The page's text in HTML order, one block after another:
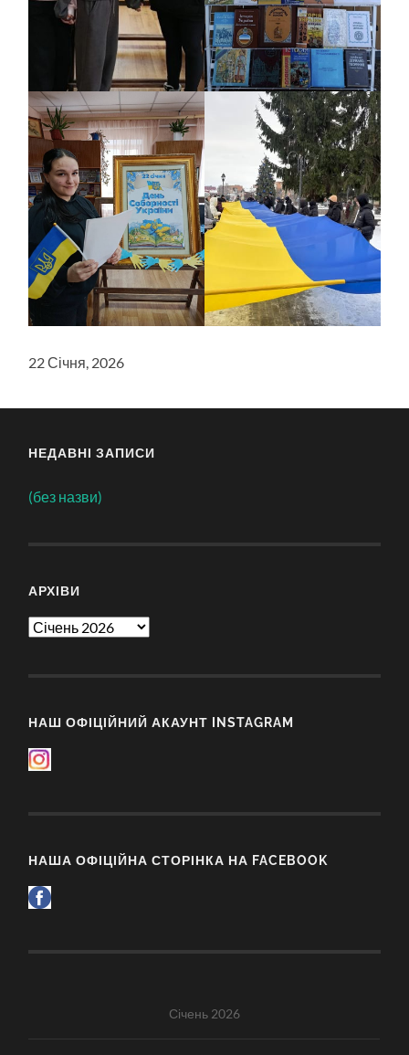
22 Січня, 2026
НЕДАВНІ ЗАПИСИ
(без назви)
АРХІВИ
Архіви
НАШ ОФІЦІЙНИЙ АКАУНТ INSTAGRAM
НАША ОФІЦІЙНА СТОРІНКА НА FACEBOOK
Січень 2026